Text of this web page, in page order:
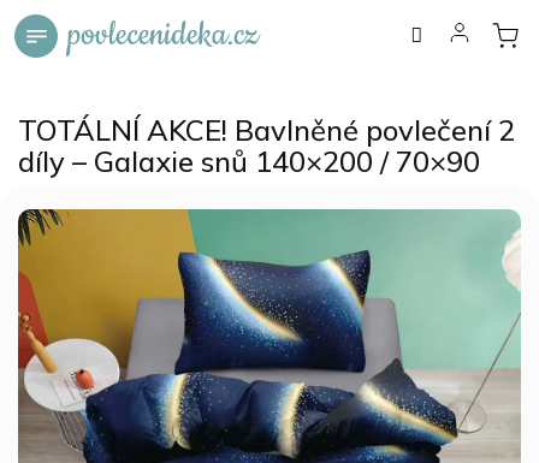
Přejít
na
TOTÁLNÍ AKCE! Bavlněné povlečení 2
díly – Galaxie snů 140×200 / 70×90